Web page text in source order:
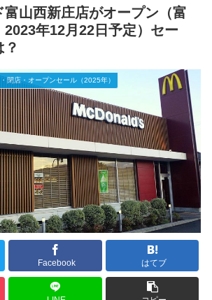
富山西新庄店がオープン（富
2023年12月22日予定）セー
閉店・オープンセール（2025年）
Facebook はてブ